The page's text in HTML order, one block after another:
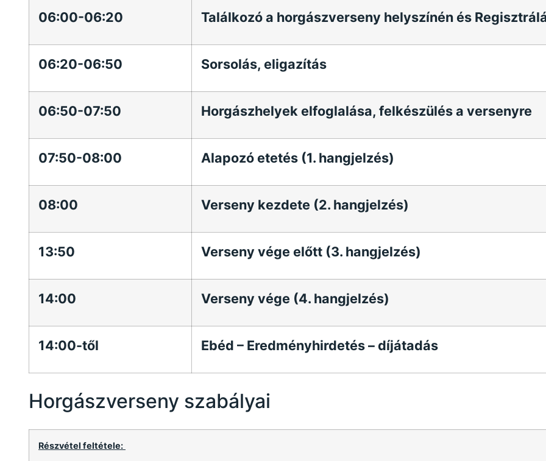
06:00-06:20 Találkozó a horgászverseny helyszínén és
06:20-06:50 Sorsolás, eligazítás
06:50-07:50 Horgászhelyek elfoglalása, felkészülés a versenyre
07:50-08:00 Alapozó etetés (1. hangjelzés)
08:00 Verseny kezdete (2. hangjelzés)
13:50 Verseny vége előtt (3. hangjelzés)
14:00 Verseny vége (4. hangjelzés)
14:00-től Ebéd – Eredményhirdetés – díjátadás
Horgászverseny szabályai
Részvétel feltétele: